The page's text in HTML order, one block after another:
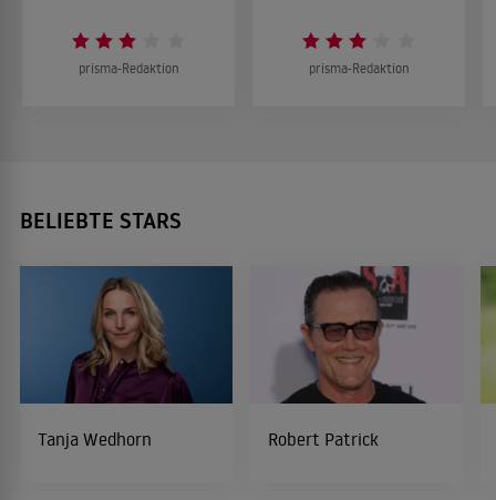
prisma-Redaktion prisma-Redaktion
BELIEBTE STARS
Tanja Wedhorn Robert Patrick